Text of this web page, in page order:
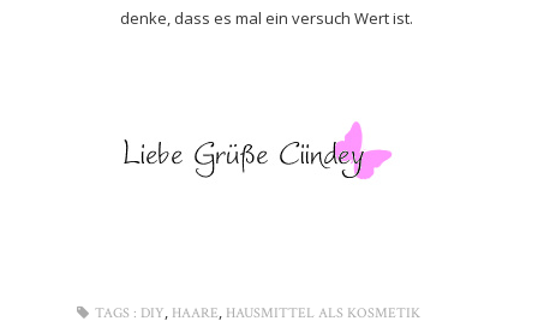
denke, dass es mal ein versuch Wert ist.
TAGS : DIY, HAARE, HAUSMITTEL ALS KOSMETIK